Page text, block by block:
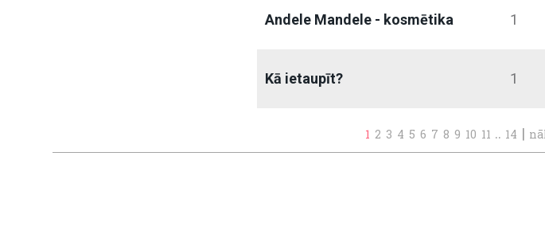
Andele Mandele - kosmētika 1
Kā ietaupīt? 1
1 2 3 4 5 6 7 8 9 10 11 .. 14 |